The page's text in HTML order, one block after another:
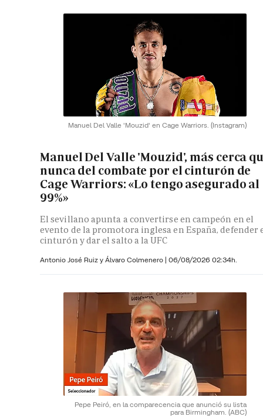
Manuel Del Valle 'Mouzid' en Cage Warriors. (Instagram)
Manuel Del Valle 'Mouzid', más cerca
nunca del combate por el cinturón de
Cage Warriors: «Lo tengo asegurado al
99%»
El sevillano apunta a convertirse en campeón en el
evento de la promotora inglesa en España, defender
cinturón y dar el salto a la UFC
Antonio José Ruiz y Álvaro Colmenero | 06/08/2026 02:34h.
Pepe Peiró, en la comparecencia que anunció su lista
para Birmingham. (ABC)